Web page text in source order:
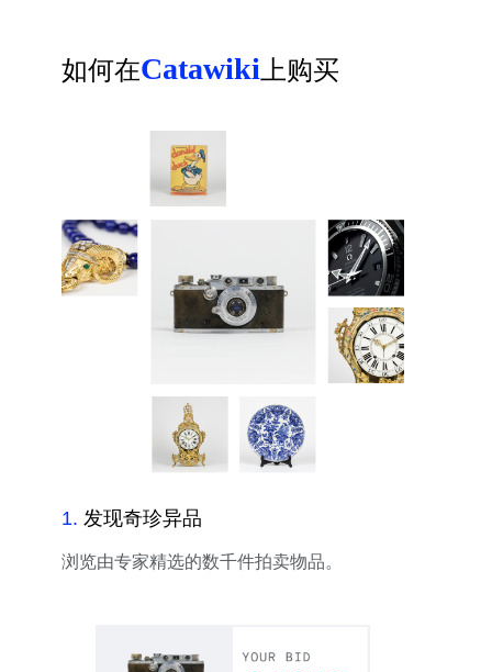
如何在Catawiki 上购买
1. 发现奇珍异品
浏览由专家精选的数千件拍卖物品。